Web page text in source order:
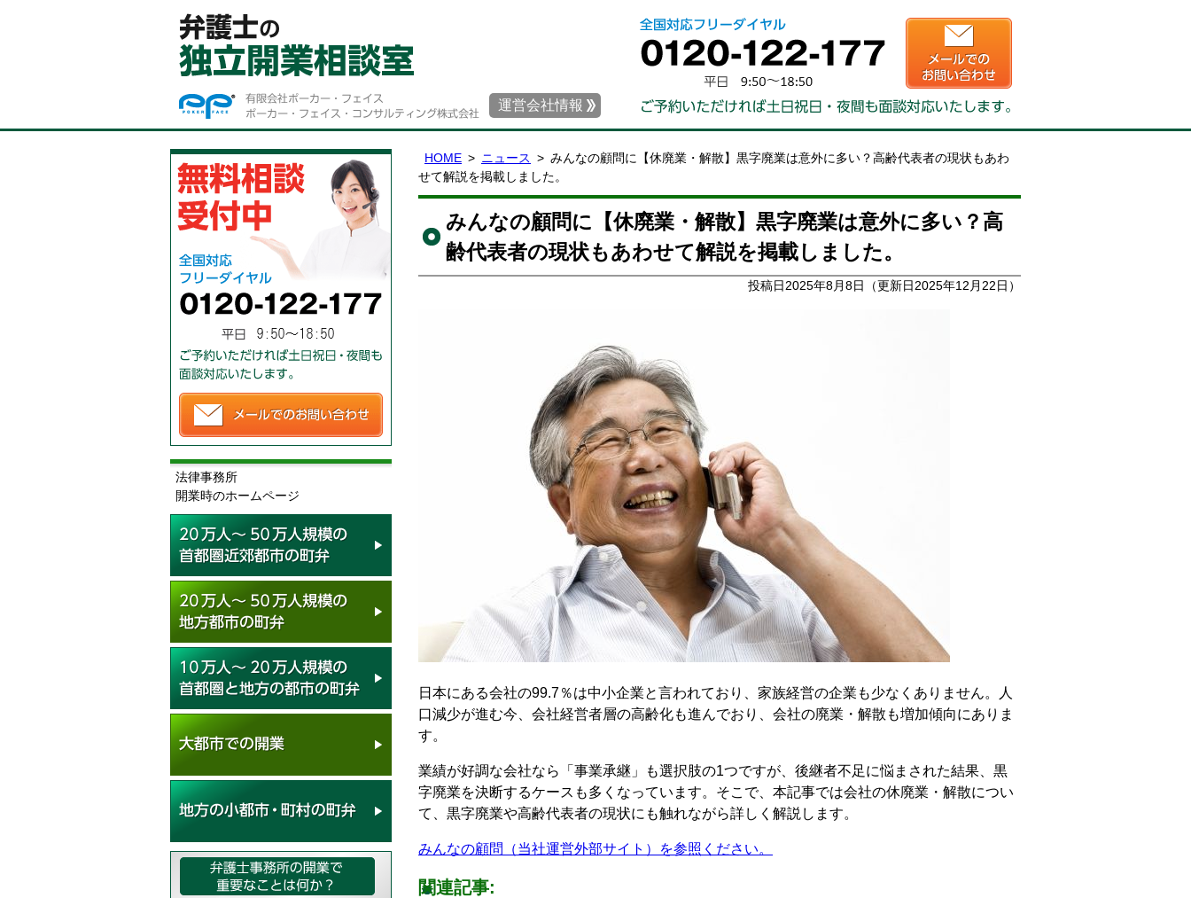
運営会社情報
HOME ニュース
みんなの顧問に【休廃業・解散】黒字廃業は意外に多い？高齢代表者の現状もあわ
せて解説を掲載しました。
みんなの顧問に【休廃業・解散】黒字廃業は意外に多い？高
齢代表者の現状もあわせて解説を掲載しました。
投稿日2025年8月8日 （更新日2025年12月22日）
日本にある会社の99.7％は中小企業と言われており、家族経営の企業も少なくありません。人
口減少が進む今、会社経営者層の高齢化も進んでおり、会社の廃業・解散も増加傾向にありま
す。
業績が好調な会社なら「事業承継」も選択肢の1つですが、後継者不足に悩まされた結果、黒
字廃業を決断するケースも多くなっています。そこで、本記事では会社の休廃業・解散につい
て、黒字廃業や高齢代表者の現状にも触れながら詳しく解説します。
みんなの顧問（当社運営外部サイト）を参照ください。
関連記事:
法律事務所
開業時のホームページ